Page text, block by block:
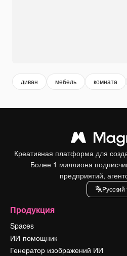
диван мебель комната
Креативная платформа для
Более 1 миллиона
предприятий,
Pусский
Продукция
Spaces
ИИ-помощник
Генератор изображений ИИ